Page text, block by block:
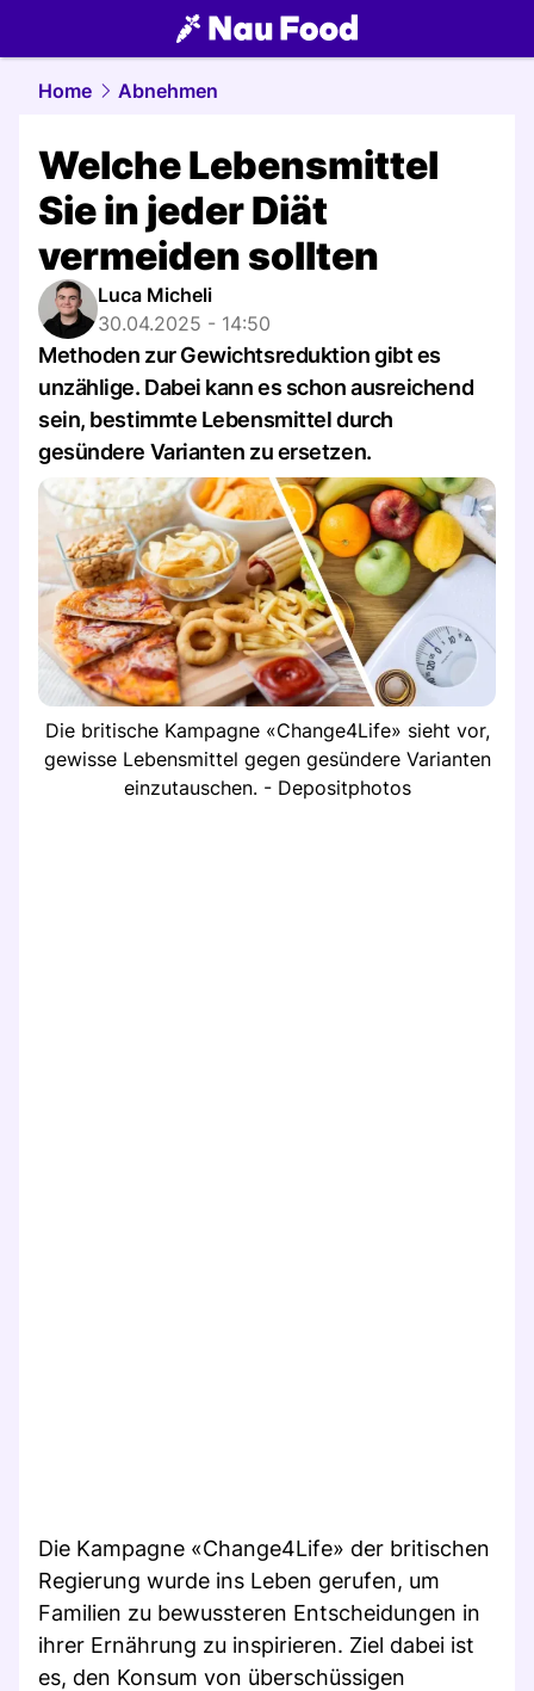
food.NAU.ch
Home Abnehmen
Welche Lebensmittel
Sie in jeder Diät
vermeiden sollten
Luca Micheli
30.04.2025 - 14:50
Methoden zur Gewichtsreduktion gibt es
unzählige. Dabei kann es schon ausreichend
sein, bestimmte Lebensmittel durch
gesündere Varianten zu ersetzen.
Die britische Kampagne «Change4Life» sieht vor,
gewisse Lebensmittel gegen gesündere Varianten
einzutauschen. - Depositphotos
Die Kampagne «Change4Life» der britischen
Regierung wurde ins Leben gerufen, um
Familien zu bewussteren Entscheidungen in
ihrer Ernährung zu inspirieren. Ziel dabei ist
es, den Konsum von überschüssigen